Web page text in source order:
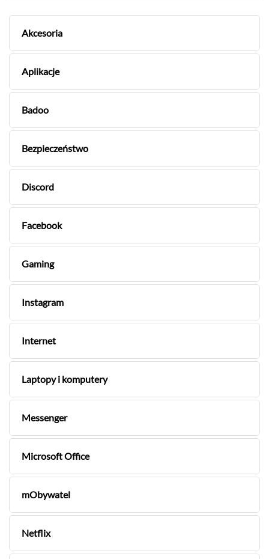
Akcesoria
Aplikacje
Badoo
Bezpieczeństwo
Discord
Facebook
Gaming
Instagram
Internet
Laptopy i komputery
Messenger
Microsoft Office
mObywatel
Netflix